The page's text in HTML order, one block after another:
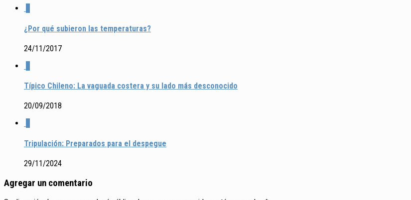
¿Por qué subieron las temperaturas?
24/11/2017
Típico Chileno: La vaguada costera y su lado más desconocido
20/09/2018
Tripulación: Preparados para el despegue
29/11/2024
Agregar un comentario